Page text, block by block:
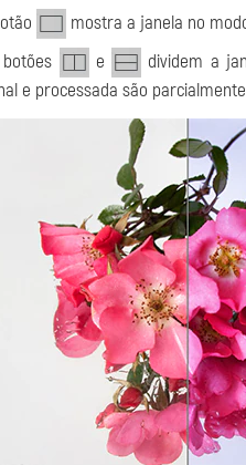
mostra a janela no
e
dividem a
e processada são